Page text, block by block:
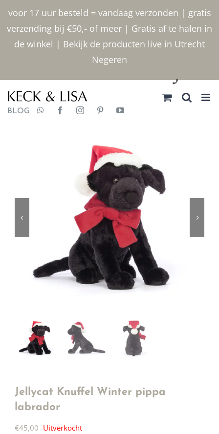
voor 17 uur besteld = vandaag verzonden | gratis
verzending bij €50,- of meer | Gratis af te halen in
de winkel | Bekijk de producten live in Utrecht
Negeren
inhoud
030 2400000
BLOG
Jellycat Knuffel Winter pippa
labrador
€45,00 Uitverkocht